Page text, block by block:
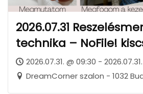
2026.07.31
technika – NoFile!
képzés BUDAPEST
2026.07.31. @ 09:30 -
DreamCorner szalon - 1032